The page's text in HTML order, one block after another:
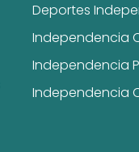
Deportes
Independencia
Independencia
Independencia